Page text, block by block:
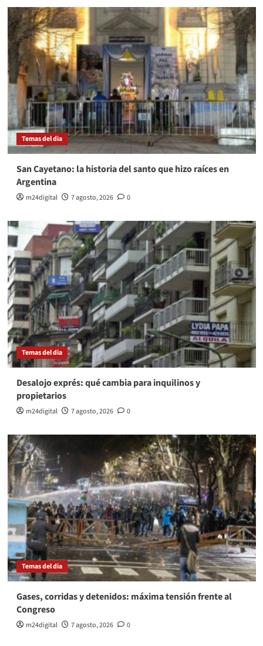
Temas del dia
San Cayetano: la historia del santo que hizo raíces en
Argentina
m24digital 7 agosto, 2026 0
Temas del dia
Desalojo exprés: qué cambia para inquilinos y
propietarios
m24digital 7 agosto, 2026 0
Temas del dia
Gases, corridas y detenidos: máxima tensión frente al
Congreso
m24digital 7 agosto, 2026 0